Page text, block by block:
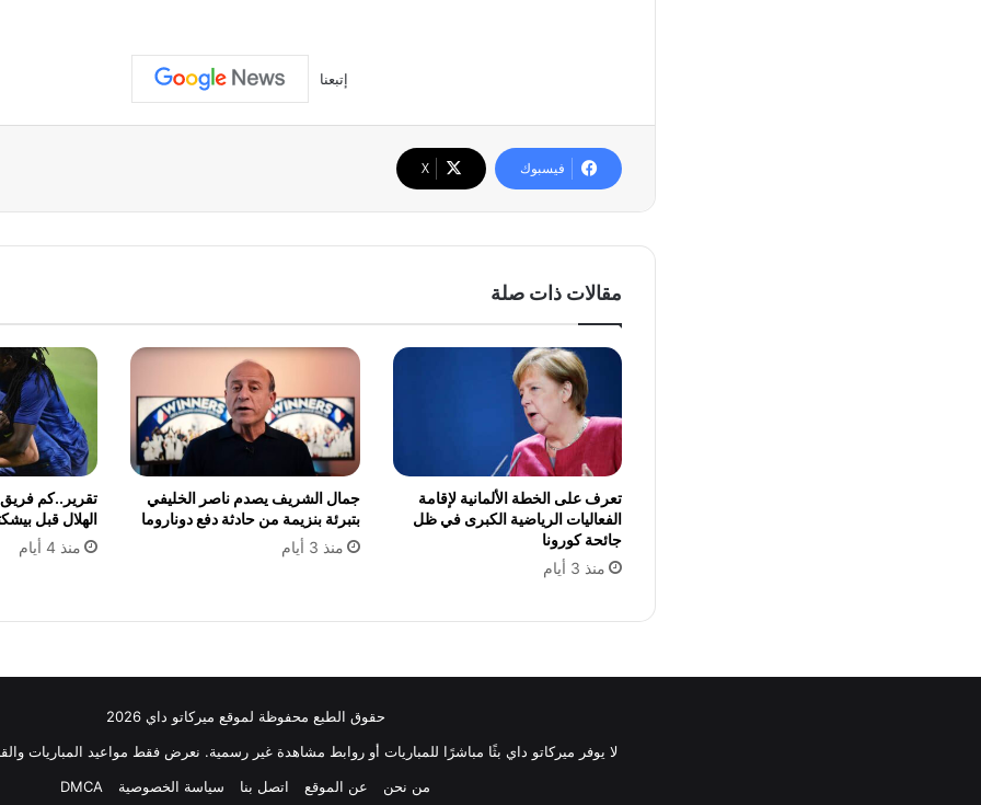
إتبعنا
فيسبوك ‫X
مقالات ذات صلة
تعرف على الخطة الألمانية لإقامة
الفعاليات الرياضية الكبرى في ظل
جائحة كورونا
منذ 3 أيام
جمال الشريف يصدم ناصر الخليفي
بتبرئة بنزيمة من حادثة دفع دوناروما
منذ 3 أيام
تقرير..كم
الهلال قبل
منذ 4 أيام
حقوق الطبع محفوظة لموقع ميركاتو داي 2026
لا يوفر ميركاتو داي بثًا مباشرًا للمباريات أو روابط مشاهدة غير رسمية. نعرض فقط مواعيد المباريات
من نحن
عن الموقع اتصل بنا سياسة الخصوصية DMCA